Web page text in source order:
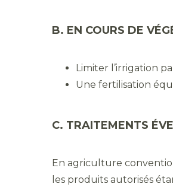
B. EN COURS DE
Limiter l’irrigation
Une fertilisation
C. TRAITEMENTS
En agriculture
les produits autorisés